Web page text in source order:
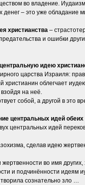
во владение.
денег – это уже обладание
христианства –
и ошибки
идею
царства Израиля:
христианин облегчает
на неё.
собой, а другой в это
центральных идей обеих
центральных идей
сделав идею
жертвенности во имя
и подчинённости идеям
сознательно зло …